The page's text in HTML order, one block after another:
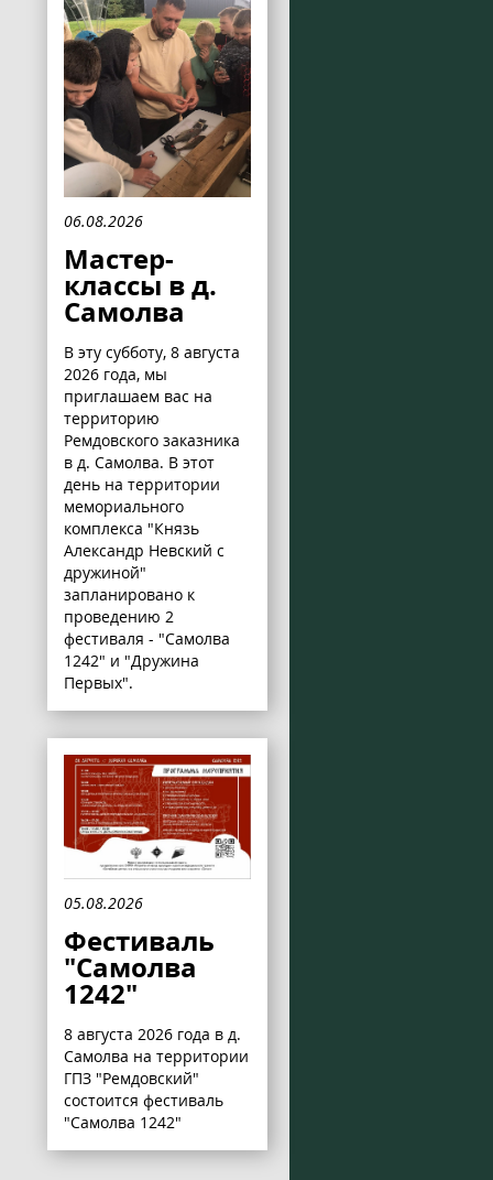
06.08.2026
Мастер-
классы в д.
Самолва
В эту субботу, 8 августа
2026 года, мы
приглашаем вас на
территорию
Ремдовского заказника
в д. Самолва. В этот
день на территории
мемориального
комплекса "Князь
Александр Невский с
дружиной"
запланировано к
проведению 2
фестиваля - "Самолва
1242" и "Дружина
Первых".
05.08.2026
Фестиваль
"Самолва
1242"
8 августа 2026 года в д.
Самолва на территории
ГПЗ "Ремдовский"
состоится фестиваль
"Самолва 1242"